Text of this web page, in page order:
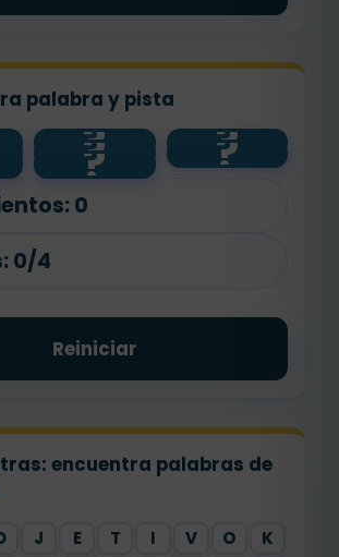
palabra y pista
?
verbo ?
pronombr
e
?
bonito ?
casa
?
ella
0
0/4
Reiniciar
encuentra palabras de
J E T I V O
K